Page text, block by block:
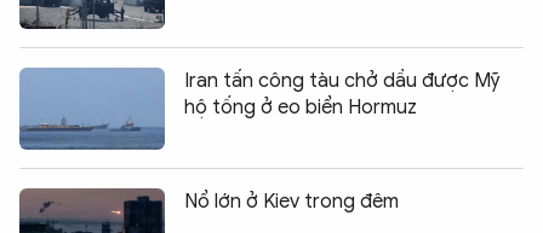
Iran tấn công tàu chở dầu được Mỹ
hộ tống ở eo biển Hormuz
Nổ lớn ở Kiev trong đêm